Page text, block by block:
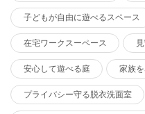
子どもが自由に遊べるスペース
在宅ワークスーペース
安心して遊べる庭 家族
プライバシー守る脱衣洗面室